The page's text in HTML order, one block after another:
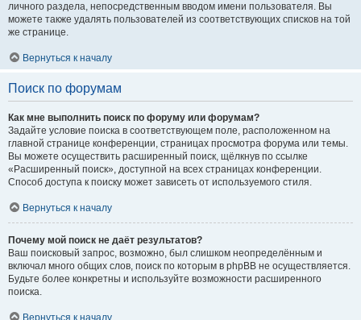
личного раздела, непосредственным вводом имени пользователя. Вы
можете также удалять пользователей из соответствующих списков на той
же странице.
Вернуться к началу
Поиск по форумам
Как мне выполнить поиск по форуму или форумам?
Задайте условие поиска в соответствующем поле, расположенном на
главной странице конференции, страницах просмотра форума или темы.
Вы можете осуществить расширенный поиск, щёлкнув по ссылке
«Расширенный поиск», доступной на всех страницах конференции.
Способ доступа к поиску может зависеть от используемого стиля.
Вернуться к началу
Почему мой поиск не даёт результатов?
Ваш поисковый запрос, возможно, был слишком неопределённым и
включал много общих слов, поиск по которым в phpBB не осуществляется.
Будьте более конкретны и используйте возможности расширенного
поиска.
Вернуться к началу